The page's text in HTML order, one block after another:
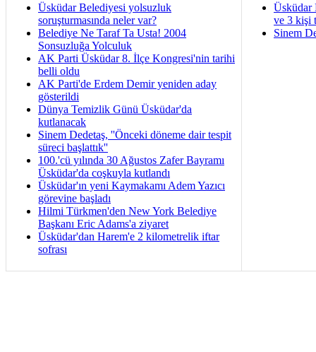
Üsküdar Belediyesi yolsuzluk
soruşturmasında neler var?
Belediye Ne Taraf Ta Usta! 2004
Sonsuzluğa Yolculuk
AK Parti Üsküdar 8. İlçe Kongresi'nin tarihi
belli oldu
AK Parti'de Erdem Demir yeniden aday
gösterildi
Dünya Temizlik Günü Üsküdar'da
kutlanacak
Sinem Dedetaş, ''Önceki döneme dair tespit
süreci başlattık''
100.'cü yılında 30 Ağustos Zafer Bayramı
Üsküdar'da coşkuyla kutlandı
Üsküdar'ın yeni Kaymakamı Adem Yazıcı
görevine başladı
Hilmi Türkmen'den New York Belediye
Başkanı Eric Adams'a ziyaret
Üsküdar'dan Harem'e 2 kilometrelik iftar
sofrası
Üsküdar
ve 3 kişi
Sinem